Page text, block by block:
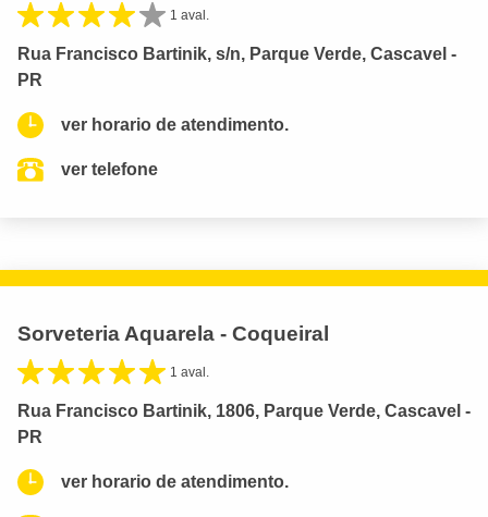
1 aval.
Rua Francisco Bartinik, s/n, Parque Verde, Cascavel -
PR
ver horario de atendimento.
ver telefone
Sorveteria Aquarela - Coqueiral
1 aval.
Rua Francisco Bartinik, 1806, Parque Verde, Cascavel -
PR
ver horario de atendimento.